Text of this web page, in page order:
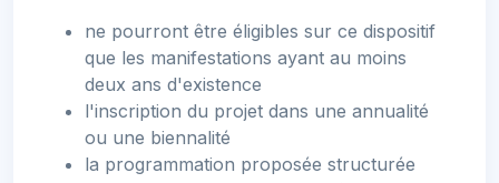
ne pourront être éligibles sur ce dispositif
que les manifestations ayant au moins
deux ans d'existence
l'inscription du projet dans une annualité
ou une biennalité
la programmation proposée structurée